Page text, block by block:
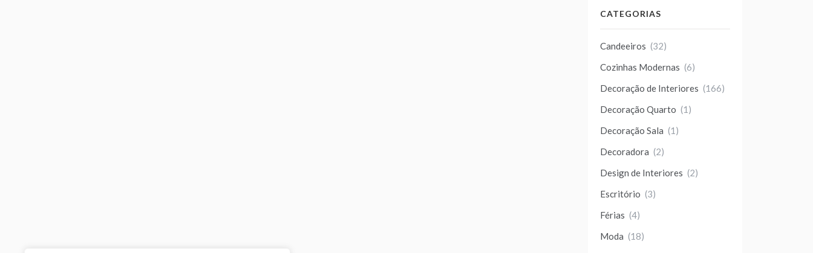
CATEGORIAS
Candeeiros (32)
Cozinhas Modernas (6)
Decoração de Interiores (166)
Decoração Quarto (1)
Decoração Sala (1)
Decoradora (2)
Design de Interiores (2)
Escritório (3)
Férias (4)
Moda (18)